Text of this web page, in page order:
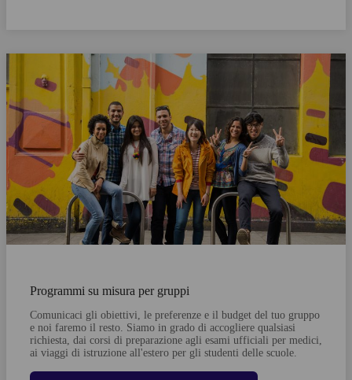
Programmi su misura per gruppi
Comunicaci gli obiettivi, le preferenze e il budget del tuo gruppo
e noi faremo il resto. Siamo in grado di accogliere qualsiasi
richiesta, dai corsi di preparazione agli esami ufficiali per medici,
ai viaggi di istruzione all'estero per gli studenti delle scuole.